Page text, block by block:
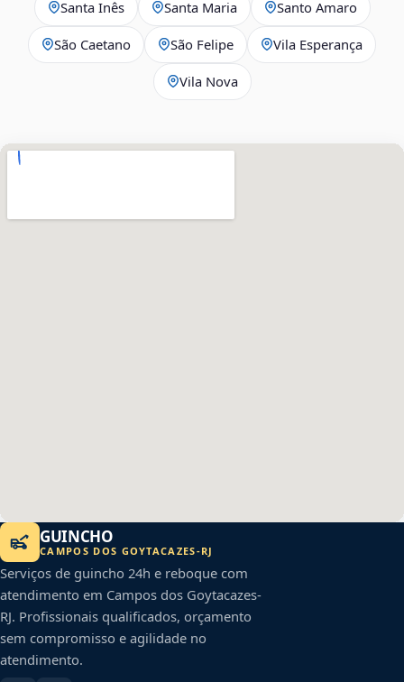
Santa Inês Santa Maria Santo Amaro
São Caetano São Felipe Vila Esperança
Vila Nova
GUINCHO
CAMPOS DOS GOYTACAZES-RJ
Serviços de guincho 24h e reboque com
atendimento em Campos dos Goytacazes-
RJ. Profissionais qualificados, orçamento
sem compromisso e agilidade no
atendimento.